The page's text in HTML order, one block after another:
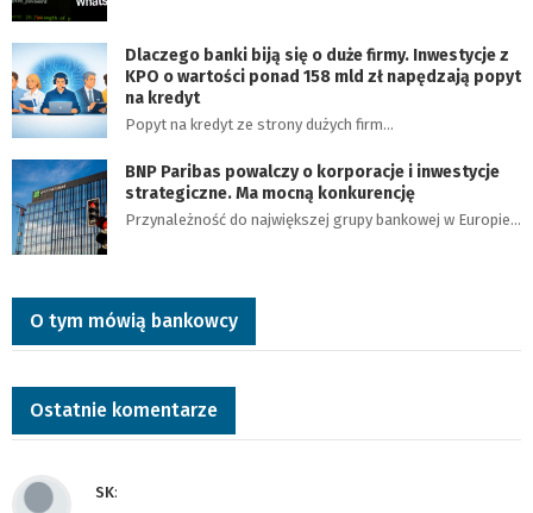
Dlaczego banki biją się o duże firmy. Inwestycje z
KPO o wartości ponad 158 mld zł napędzają popyt
na kredyt
Popyt na kredyt ze strony dużych firm…
BNP Paribas powalczy o korporacje i inwestycje
strategiczne. Ma mocną konkurencję
Przynależność do największej grupy bankowej w Europie…
O tym mówią bankowcy
Ostatnie komentarze
SK: